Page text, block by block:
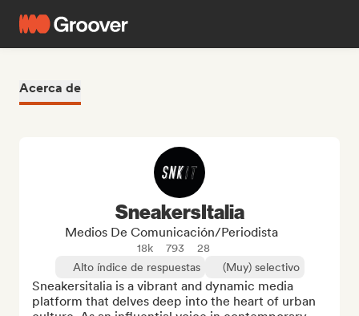
Acerca de
SneakersItalia
Medios De Comunicación/Periodista
18k 793
28
Alto índice de respuestas
(Muy) selectivo
Sneakersitalia is a vibrant and dynamic media
platform that delves deep into the heart of urban